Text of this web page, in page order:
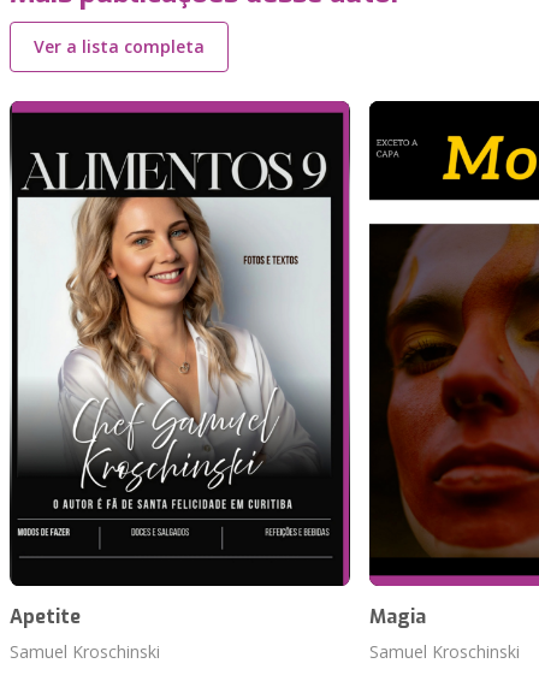
Ver a lista completa
Apetite
Samuel Kroschinski
Magia
Samuel Kroschinski